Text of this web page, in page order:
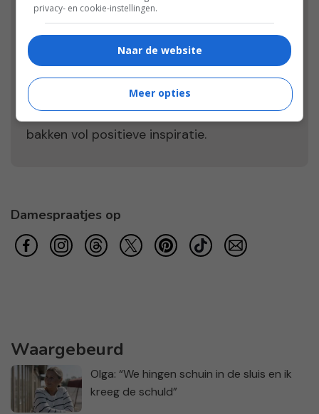
Welkom op Damespraatjes!
Welkom op Damespraatjes! Wij zijn een
online vrouwenmagazine dat dagelijks
duizenden vrouwen bereikt met mooie
verhalen, leuke winacties, product reviews en
bakken vol positieve inspiratie.
Damespraatjes op
Waargebeurd
Olga: “We hingen schuin in de sluis en ik
kreeg de schuld”
privacy- en cookie-instellingen.
Naar de website
Meer opties